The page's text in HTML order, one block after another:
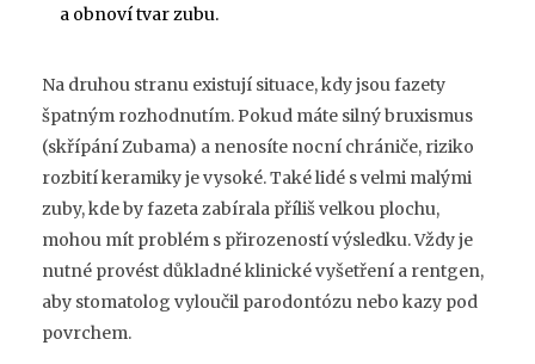
a obnoví tvar zubu.
Na druhou stranu existují situace, kdy jsou fazety
špatným rozhodnutím. Pokud máte silný bruxismus
(skřípání Zubama) a nenosíte nocní chrániče, riziko
rozbití keramiky je vysoké. Také lidé s velmi malými
zuby, kde by fazeta zabírala příliš velkou plochu,
mohou mít problém s přirozeností výsledku. Vždy je
nutné provést důkladné klinické vyšetření a rentgen,
aby stomatolog vyloučil parodontózu nebo kazy pod
povrchem.